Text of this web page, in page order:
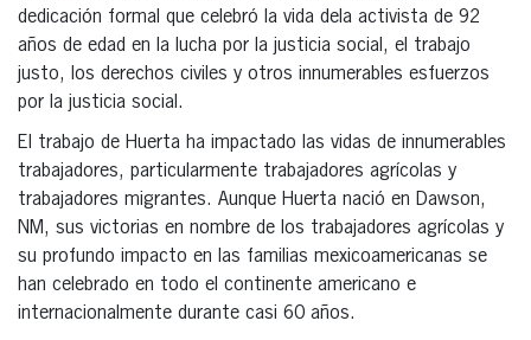
dedicación formal que celebró la vida dela activista de 92
años de edad en la lucha por la justicia social, el trabajo
justo, los derechos civiles y otros innumerables esfuerzos
por la justicia social.
El trabajo de Huerta ha impactado las vidas de innumerables
trabajadores, particularmente trabajadores agrícolas y
trabajadores migrantes. Aunque Huerta nació en Dawson,
NM, sus victorias en nombre de los trabajadores agrícolas y
su profundo impacto en las familias mexicoamericanas se
han celebrado en todo el continente americano e
internacionalmente durante casi 60 años.